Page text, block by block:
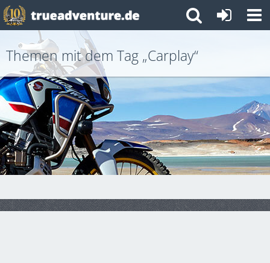
Themen mit dem Tag „Carplay“